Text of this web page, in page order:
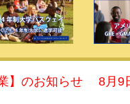
業】のお知らせ 8月9